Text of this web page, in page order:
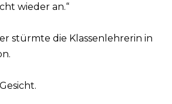
wieder an.“
stürmte die Klassenlehrerin in